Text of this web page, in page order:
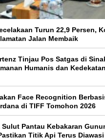
Turun 22,9 Persen,
Jalan Membaik
Tinjau Pos Satgas di
Humanis dan
Face Recognition
di TIFF Tomohon 2026
Pantau Kebakaran
Titik Api Terus Diawasi